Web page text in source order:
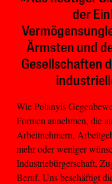
der
Ärmsten und
Gesellschaften
Wie Polanyis
Formen annehmen, die
Arbeitnehmern,
mehr oder weniger
Industriebürgerschaft,
Beruf. Uns beschäftigt